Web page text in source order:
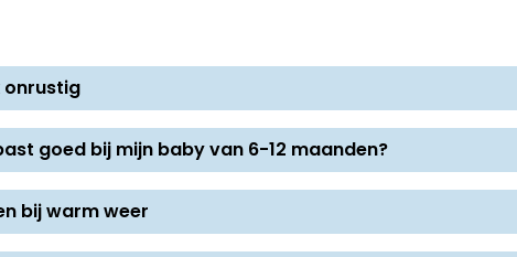
onrustig
goed bij mijn baby van 6-12 maanden?
bij warm weer